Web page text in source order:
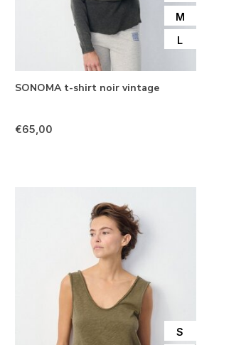
M
L
SONOMA t-shirt noir vintage
€65,00
S